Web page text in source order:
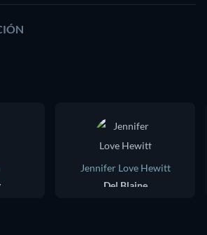
Jennifer Love Hewitt
Del Blaine